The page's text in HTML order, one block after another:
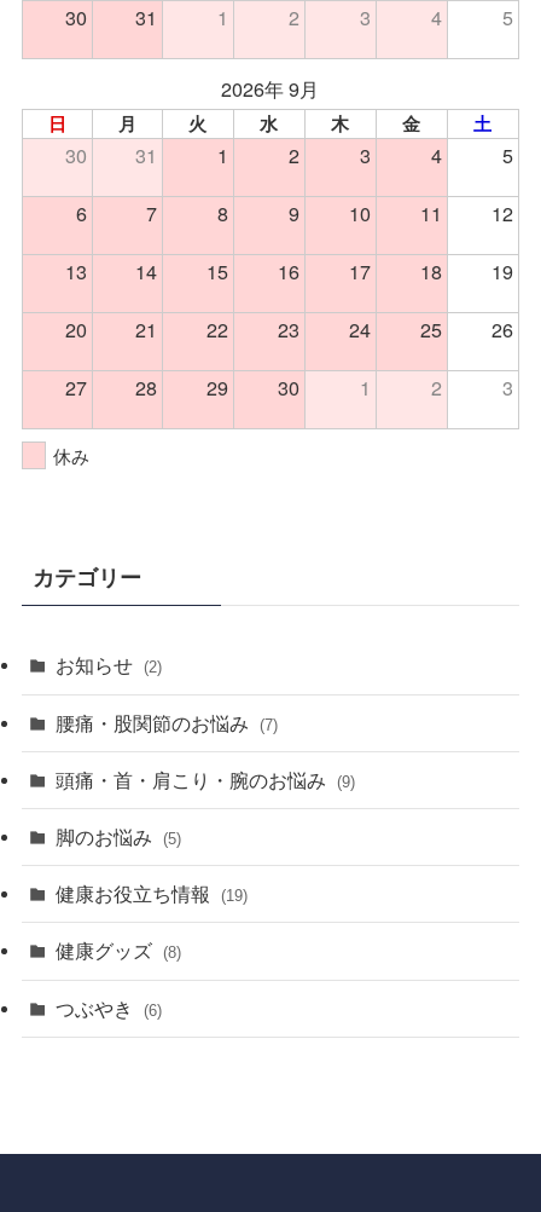
30
31 1 2 3 4 5
2026年 9月
日 月 火 水 木 金 土
30 31 1 2 3 4
5
6
7 8 9 10 11
12
13
14 15 16 17 18
19
20
21 22 23 24 25
26
27
28 29 30 1 2 3
休み
カテゴリー
お知らせ (2)
腰痛・股関節のお悩み (7)
頭痛・首・肩こり・腕のお悩み (9)
脚のお悩み (5)
健康お役立ち情報 (19)
健康グッズ (8)
つぶやき (6)